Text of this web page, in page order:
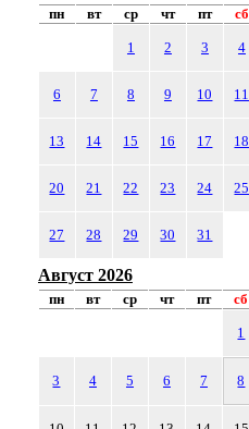
пн вт ср чт пт сб
1 2 3 4
6 7 8 9 10 11
13 14 15 16 17 18
20 21 22 23 24 25
27 28 29 30 31
Август 2026
пн вт ср чт пт сб
1
3 4 5 6 7 8